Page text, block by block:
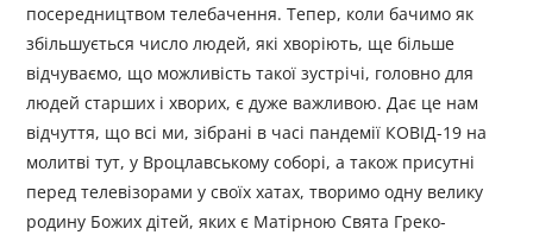
посередництвом телебачення. Тепер, коли бачимо як
збільшується число людей, які хворіють, ще більше
відчуваємо, що можливість такої зустрічі, головно для
людей старших і хворих, є дуже важливою. Дає це нам
відчуття, що всі ми, зібрані в часі пандемії КОВІД-19 на
молитві тут, у Вроцлавському соборі, а також присутні
перед телевізорами у своїх хатах, творимо одну велику
родину Божих дітей, яких є Матірною Свята Греко-